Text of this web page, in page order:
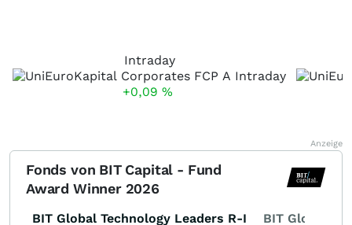
Intraday
+0,09 %
Anzeige
Fonds von BIT Capital - Fund
Award Winner 2026
BIT Global Technology Leaders R-I BIT Global